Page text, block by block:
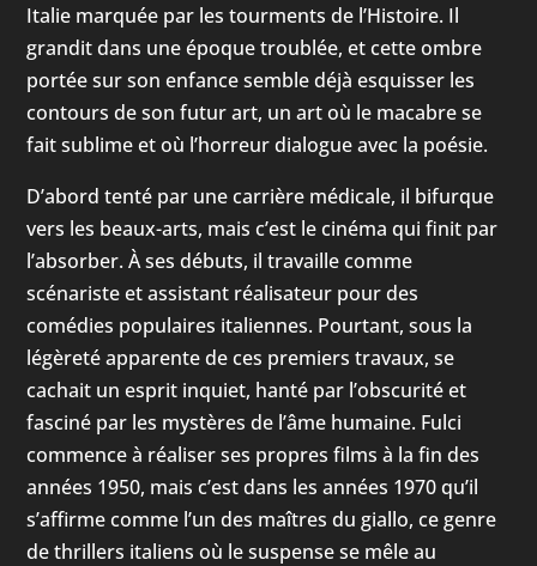
Italie marquée par les tourments de l’Histoire. Il
grandit dans une époque troublée, et cette ombre
portée sur son enfance semble déjà esquisser les
contours de son futur art, un art où le macabre se
fait sublime et où l’horreur dialogue avec la poésie.
D’abord tenté par une carrière médicale, il bifurque
vers les beaux-arts, mais c’est le cinéma qui finit par
l’absorber. À ses débuts, il travaille comme
scénariste et assistant réalisateur pour des
comédies populaires italiennes. Pourtant, sous la
légèreté apparente de ces premiers travaux, se
cachait un esprit inquiet, hanté par l’obscurité et
fasciné par les mystères de l’âme humaine. Fulci
commence à réaliser ses propres films à la fin des
années 1950, mais c’est dans les années 1970 qu’il
s’affirme comme l’un des maîtres du giallo, ce genre
de thrillers italiens où le suspense se mêle au